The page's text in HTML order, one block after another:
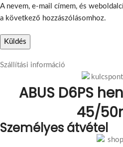
A nevem, e-mail címem, és
a következő hozzászólásomhoz.
Szállítási információ
ABUS D6PS
45/
Személyes átvétel